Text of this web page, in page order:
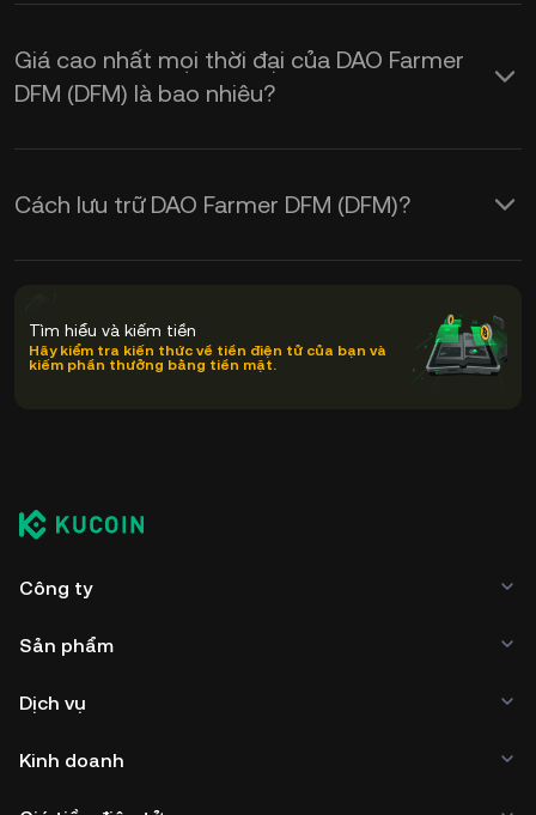
Giá cao nhất mọi thời đại của DAO Farmer
DFM (DFM) là bao nhiêu?
Cách lưu trữ DAO Farmer DFM (DFM)?
Tìm hiểu và kiếm tiền
Hãy kiểm tra kiến thức về tiền điện tử của bạn và
kiếm phần thưởng bằng tiền mặt.
Công ty
Sản phẩm
Dịch vụ
Kinh doanh